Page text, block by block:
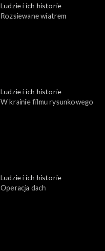
Ludzie i ich historie
Rozsiewane wiatrem
Ludzie i ich historie
W krainie filmu rysunkowego
Ludzie i ich historie
Operacja dach